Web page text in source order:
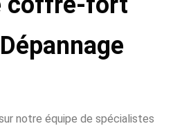
notre équipe de spécialistes